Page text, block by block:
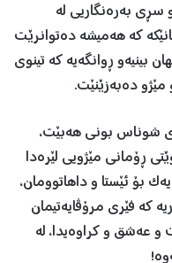
سڕی بەرەنگاریی لە
کە هەمیشە دەتوانرێت
بینیەو ڕوانگەیە کە تینوی
دەبەزێنێت.
شوناس بونی هەبێت،
ڕۆمانی مێژویی لێرەدا
بۆ ئێستا و داهاتوومان،
کە فێری مرۆڤایەتیمان
و عەشق و کراوەیدا، لە